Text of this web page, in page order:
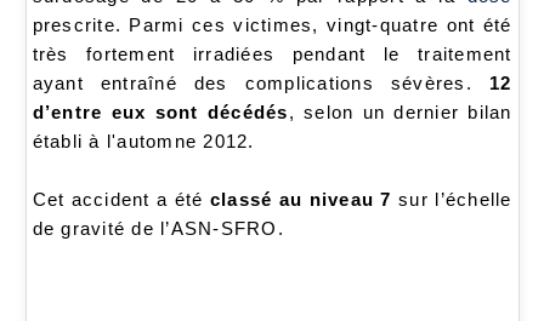
prescrite. Parmi ces victimes, vingt-quatre ont été
très fortement irradiées pendant le traitement
ayant entraîné des complications sévères. 12
d’entre eux sont décédés, selon un dernier bilan
établi à l'automne 2012.
Cet accident a été classé au niveau 7 sur l’échelle
de gravité de l’ASN-SFRO.